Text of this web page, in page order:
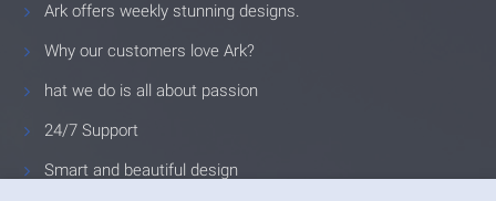
Ark offers weekly stunning designs.
Why our customers love Ark?
hat we do is all about passion
24/7 Support
Smart and beautiful design